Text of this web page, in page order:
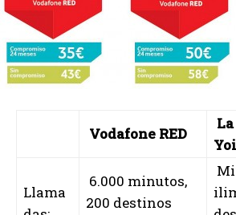
Vodafone RED
La
Llama
6.000 minutos,
200 destinos